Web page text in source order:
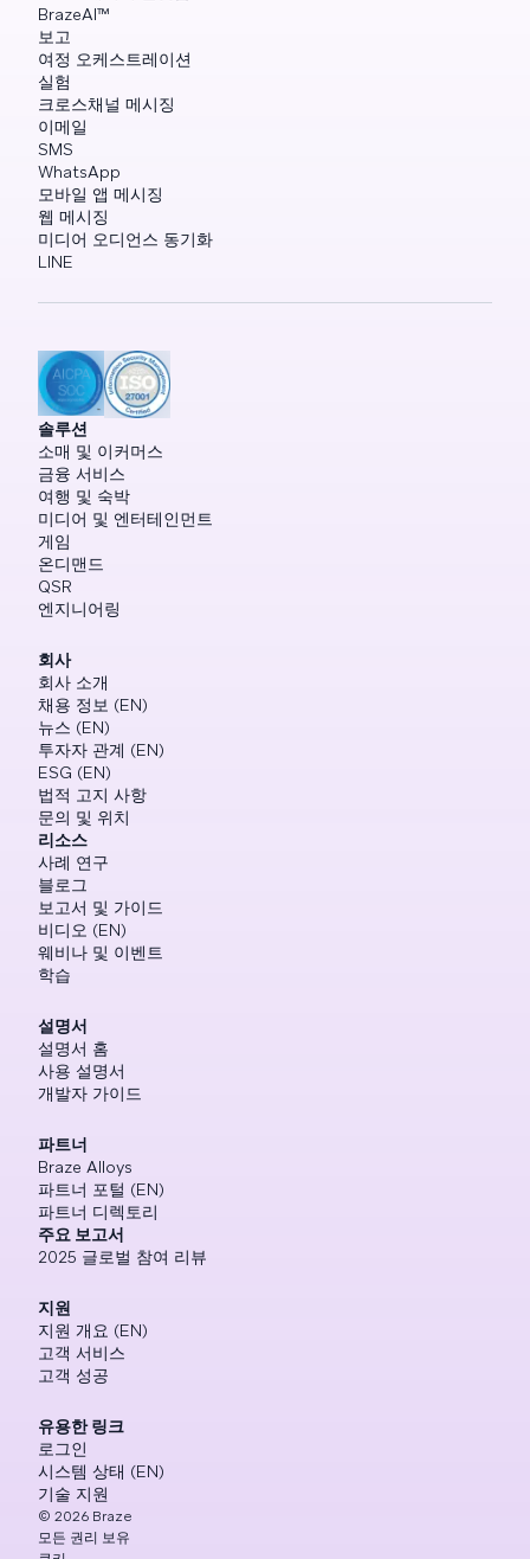
BrazeAI™
보고
여정 오케스트레이션
실험
크로스채널 메시징
이메일
SMS
WhatsApp
모바일 앱 메시징
웹 메시징
미디어 오디언스 동기화
LINE
솔루션
소매 및 이커머스
금융 서비스
여행 및 숙박
미디어 및 엔터테인먼트
게임
온디맨드
QSR
엔지니어링
회사
회사 소개
채용 정보 (EN)
뉴스 (EN)
투자자 관계 (EN)
ESG (EN)
법적 고지 사항
문의 및 위치
리소스
사례 연구
블로그
보고서 및 가이드
비디오 (EN)
웨비나 및 이벤트
학습
설명서
설명서 홈
사용 설명서
개발자 가이드
파트너
Braze Alloys
파트너 포털 (EN)
파트너 디렉토리
주요 보고서
2025 글로벌 참여 리뷰
지원
지원 개요 (EN)
고객 서비스
고객 성공
유용한 링크
로그인
시스템 상태 (EN)
기술 지원
© 2026 Braze
모든 권리 보유